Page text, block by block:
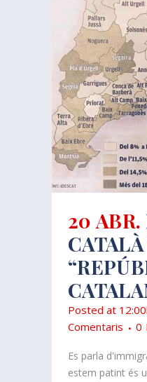
20 ABR.
Posted at
Comentaris
0
Es parla
estem patint és